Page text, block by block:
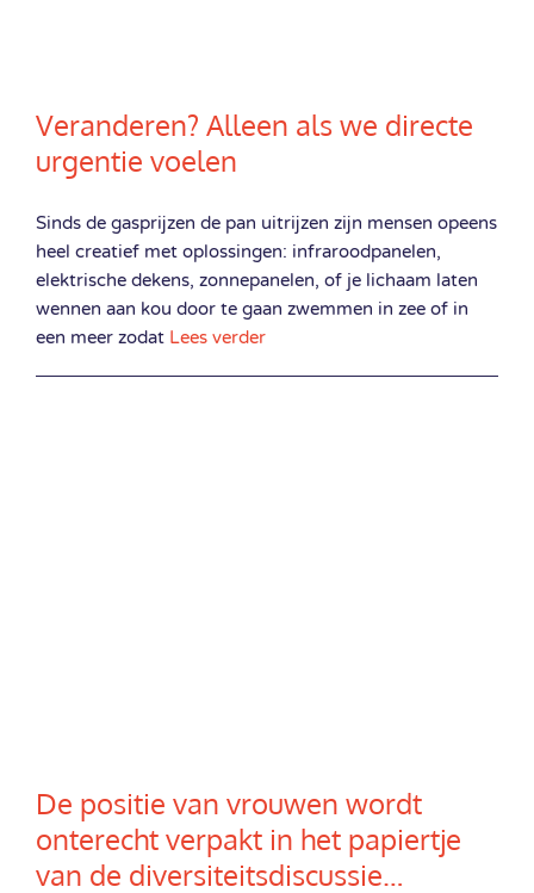
Veranderen? Alleen als we directe
urgentie voelen
Sinds de gasprijzen de pan uitrijzen zijn mensen opeens
heel creatief met oplossingen: infraroodpanelen,
elektrische dekens, zonnepanelen, of je lichaam laten
wennen aan kou door te gaan zwemmen in zee of in
een meer zodat Lees verder
De positie van vrouwen wordt
onterecht verpakt in het papiertje
van de diversiteitsdiscussie…